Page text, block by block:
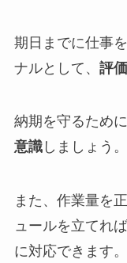
期日までに仕事
ナルとして、 評
納期を守るために
意識しましょう。
また、作業量を
ュールを立てれ
に対応できます。